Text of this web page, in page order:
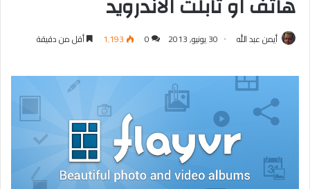
أيمن عبد الله 30 يونيو, 2013 0 1٬193 أقل من دقيقة